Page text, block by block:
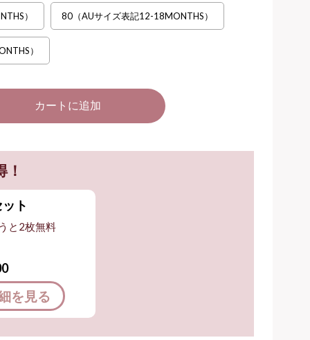
） 80（AUサイズ表記12-18MONTHS）
）
ト
と2枚無料
を見る